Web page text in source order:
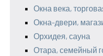
Окна века,
Окна-двери,
Орхидея, сауна
Отара, семейный